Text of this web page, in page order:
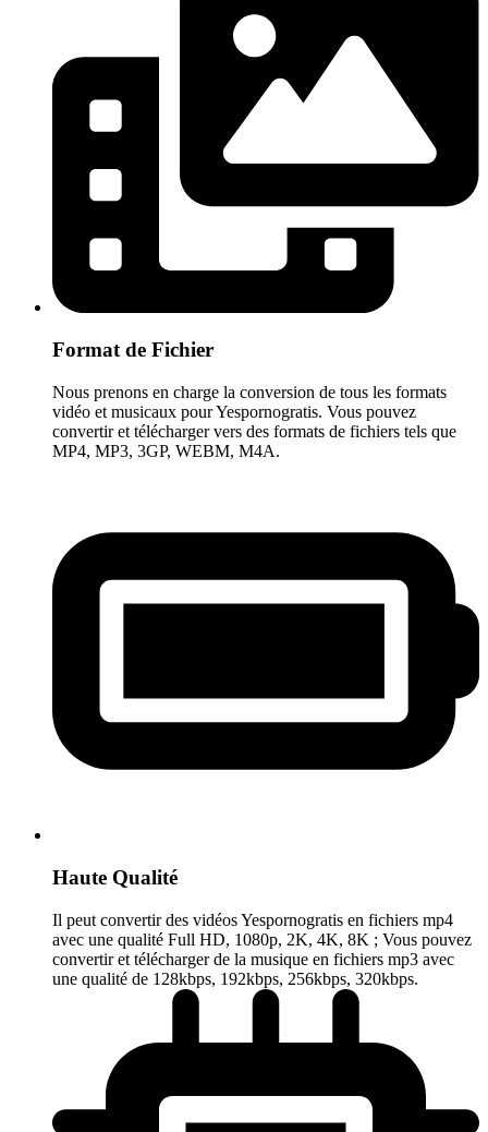
Format de Fichier
Nous prenons en charge la conversion de tous les formats
vidéo et musicaux pour Yespornogratis. Vous pouvez
convertir et télécharger vers des formats de fichiers tels que
MP4, MP3, 3GP, WEBM, M4A.
Haute Qualité
Il peut convertir des vidéos Yespornogratis en fichiers mp4
avec une qualité Full HD, 1080p, 2K, 4K, 8K ; Vous pouvez
convertir et télécharger de la musique en fichiers mp3 avec
une qualité de 128kbps, 192kbps, 256kbps, 320kbps.